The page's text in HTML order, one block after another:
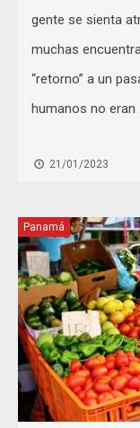
gente se sienta
muchas
“retorno” a un
humanos no eran
21/01/2023
Panamá